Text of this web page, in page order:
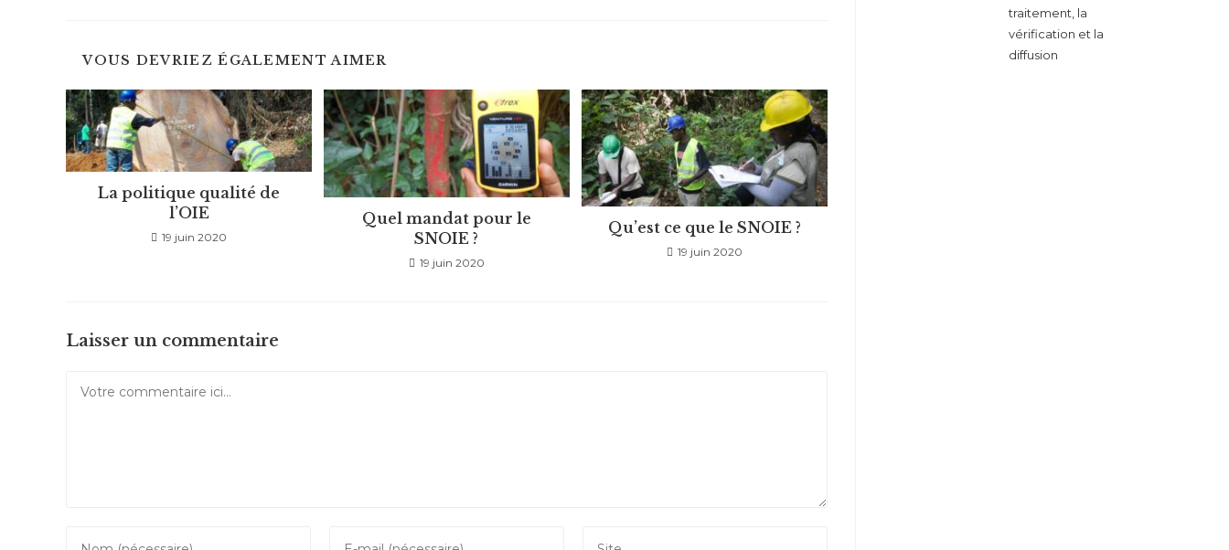
VOUS DEVRIEZ ÉGALEMENT AIMER
La politique qualité de
l’OIE
19 juin 2020
Quel mandat pour le
SNOIE ?
19 juin 2020
Qu’est ce que le SNOIE ?
19 juin 2020
Laisser un commentaire
traitement, la
vérification et la
diffusion